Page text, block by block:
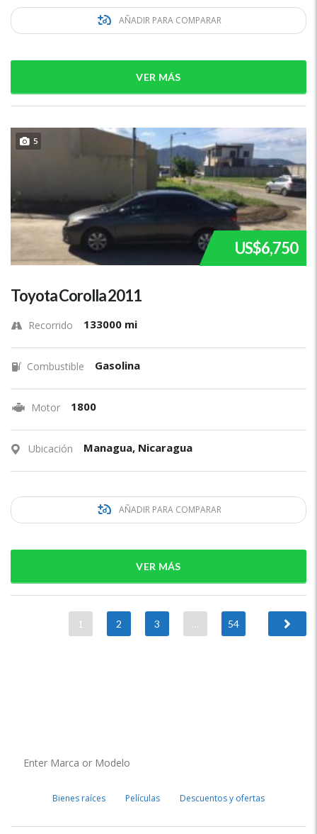
AÑADIR PARA COMPARAR
VER MÁS
5
US$6,750
Toyota Corolla 2011
Recorrido 133000 mi
Combustible Gasolina
Motor 1800
Ubicación Managua, Nicaragua
AÑADIR PARA COMPARAR
VER MÁS
1 2 3 … 54
Bienes raíces Películas Descuentos y ofertas